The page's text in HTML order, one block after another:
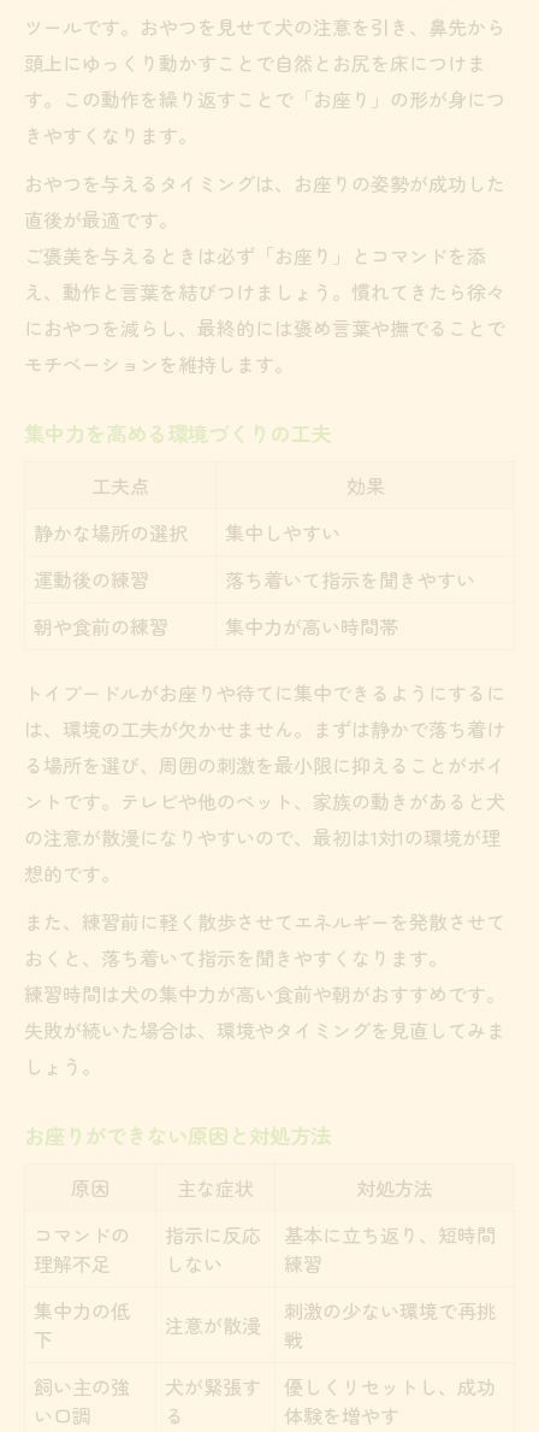
ツールです。おやつを見せて犬の注意を引き、鼻先から
頭上にゆっくり動かすことで自然とお尻を床につけま
す。この動作を繰り返すことで「お座り」の形が身につ
きやすくなります。
おやつを与えるタイミングは、お座りの姿勢が成功した
直後が最適です。
ご褒美を与えるときは必ず「お座り」とコマンドを添
え、動作と言葉を結びつけましょう。慣れてきたら徐々
におやつを減らし、最終的には褒め言葉や撫でることで
モチベーションを維持します。
集中力を高める環境づくりの工夫
工夫点
効果
静かな場所の選択
集中しやすい
運動後の練習
落ち着いて指示を聞きやすい
朝や食前の練習
集中力が高い時間帯
トイプードルがお座りや待てに集中できるようにするに
は、環境の工夫が欠かせません。まずは静かで落ち着け
る場所を選び、周囲の刺激を最小限に抑えることがポイ
ントです。テレビや他のペット、家族の動きがあると犬
の注意が散漫になりやすいので、最初は1対1の環境が理
想的です。
また、練習前に軽く散歩させてエネルギーを発散させて
おくと、落ち着いて指示を聞きやすくなります。
練習時間は犬の集中力が高い食前や朝がおすすめです。
失敗が続いた場合は、環境やタイミングを見直してみま
しょう。
お座りができない原因と対処方法
原因 主な症状
対処方法
コマンドの
理解不足
指示に反応
しない
基本に立ち返り、短時間
練習
集中力の低
下
注意が散漫
刺激の少ない環境で再挑
戦
飼い主の強
い口調
犬が緊張す
る
優しくリセットし、成功
体験を増やす